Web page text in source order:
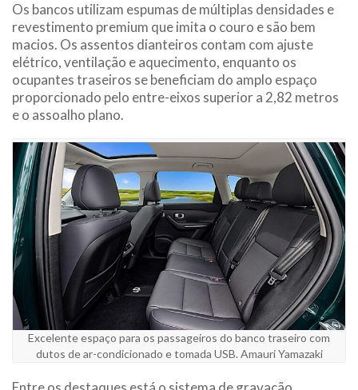
Os bancos utilizam espumas de múltiplas densidades e
revestimento premium que imita o couro e são bem
macios. Os assentos dianteiros contam com ajuste
elétrico, ventilação e aquecimento, enquanto os
ocupantes traseiros se beneficiam do amplo espaço
proporcionado pelo entre-eixos superior a 2,82 metros
e o assoalho plano.
Excelente espaço para os passageiros do banco traseiro com
dutos de ar-condicionado e tomada USB. Amauri Yamazaki